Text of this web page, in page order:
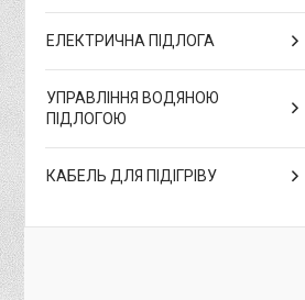
ЕЛЕКТРИЧНА ПІДЛОГА
УПРАВЛІННЯ ВОДЯНОЮ
ПІДЛОГОЮ
КАБЕЛЬ ДЛЯ ПІДІГРІВУ